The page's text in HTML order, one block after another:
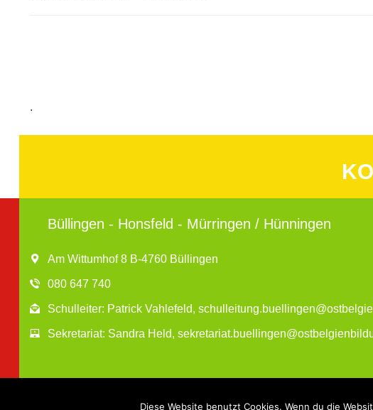
.
Büllingen - Honsfeld - Mürringen / Hünningen
Am Wittumhof 8 B-4760 Büllingen
080 647 740
Schulleiter: Patrick Vahlefeld,
Sekretariat: Sandra Held,
Diese Website benutzt Cookies. Wenn du die